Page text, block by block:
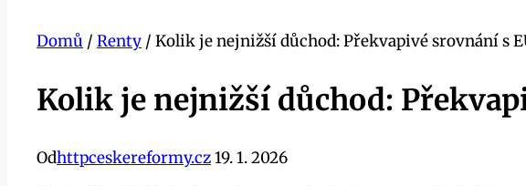
Domů / Renty / Kolik je nejnižší důchod: Překvapivé srovnání s
Kolik je nejnižší důchod:
Odhttpceskereformy.cz19. 1. 2026